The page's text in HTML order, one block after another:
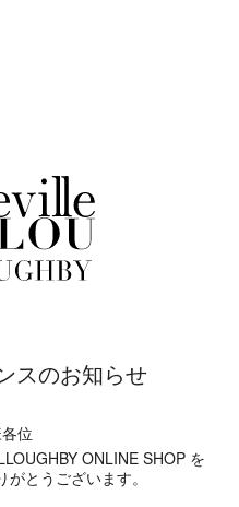
スのお知らせ
位
ONLINE SHOP を
とうございます。